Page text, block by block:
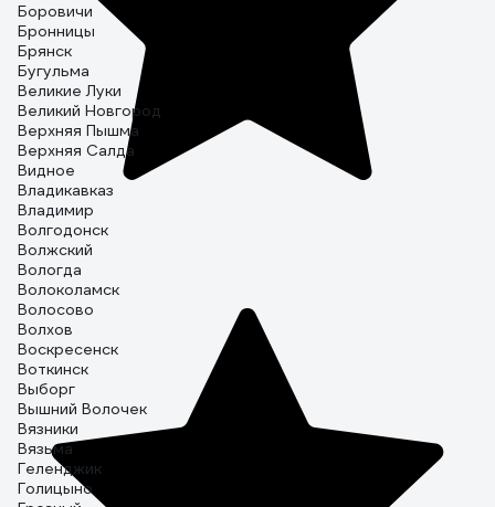
Боровичи
Бронницы
Брянск
Бугульма
Великие Луки
Великий Новгород
Верхняя Пышма
Верхняя Салда
Видное
Владикавказ
Владимир
Волгодонск
Волжский
Вологда
Волоколамск
Волосово
Волхов
Воскресенск
Воткинск
Выборг
Вышний Волочек
Вязники
Вязьма
Геленджик
Голицыно